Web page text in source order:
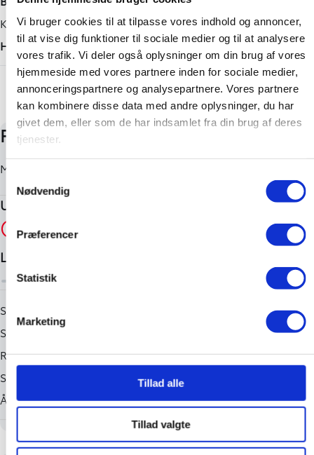
Vi bruger cookies til at tilpasse vores indhold og annoncer,
til at vise dig funktioner til sociale medier og til at analysere
vores trafik. Vi deler også oplysninger om din brug af vores
hjemmeside med vores partnere inden for sociale medier,
annonceringspartnere og analysepartnere. Vores partnere
kan kombinere disse data med andre oplysninger, du har
givet dem, eller som de har indsamlet fra din brug af deres
tjenester.
Nødvendig
Præferencer
Statistik
Marketing
Tillad alle
Tillad valgte
bedste valg du kan få, med de absolut bedste vilkår der er
på markedet. Du er nemlig garanteret nye originale
reservedele hver gang – tjek lige det med dit nuværende
selskab.. 😉
🚘 Vi tager naturligvis din nuværende bil i bytte.
📞 Gå ind på atbiler og find din nærmeste afdeling.
Karosseri
Hatchback
Tilkoblingsvægt med bremser
450 kg
Tilkoblingsvægt uden bremser
450 kg
+ Vis flere